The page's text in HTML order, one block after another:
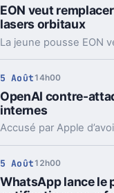
EON veut
lasers orbitaux
5 Août 14h00
OpenAI contre-
internes
5 Août 12h00
WhatsApp lance le